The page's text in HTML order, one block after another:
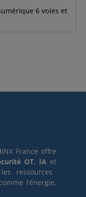
6 voies et
France offre
OT, IA et
ressources
l’énergie,